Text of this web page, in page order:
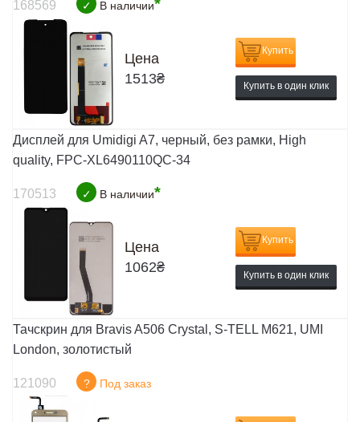
168569 ✓ В наличии*
Цена
1513₴
Купить
Купить в один клик
Дисплей для Umidigi A7, черный, без рамки, High
quality, FPC-XL6490110QC-34
170513 ✓ В наличии*
Цена
1062₴
Купить
Купить в один клик
Тачскрин для Bravis A506 Crystal, S-TELL M621, UMI
London, золотистый
121090 ? Под заказ